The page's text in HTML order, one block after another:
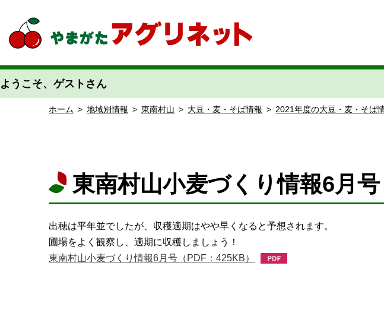
ようこそ、ゲストさん
ホーム > 地域別情報 > 東南村山 > 大豆・麦・そば情報 > 2021年度の大豆・麦・そば
東南村山小麦づくり情報6月号
出穂は平年並でしたが、収穫適期はやや早くなると予想されます。
圃場をよく観察し、適期に収穫しましょう！
東南村山小麦づくり情報6月号（PDF：425KB）